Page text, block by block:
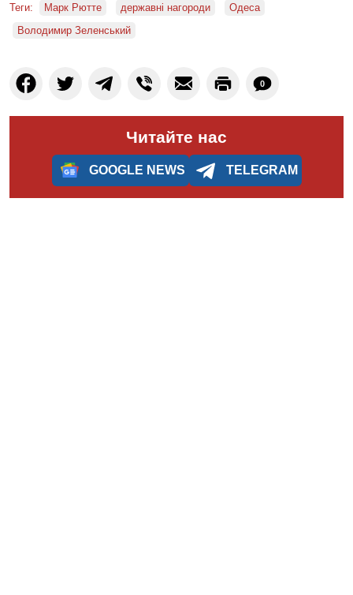
Теги: Марк Рютте державні нагороди
Одеса
Володимир Зеленський
0
Читайте нас
GOOGLE NEWS TELEGRAM